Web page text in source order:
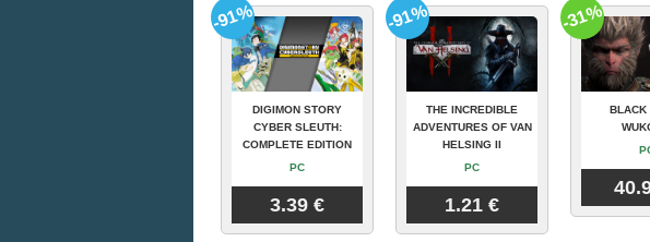
DIGIMON STORY
CYBER SLEUTH:
COMPLETE EDITION
PC
3.39 €
-91%
THE INCREDIBLE
ADVENTURES OF VAN
HELSING II
PC
1.21 €
-91%
BLACK
-31%